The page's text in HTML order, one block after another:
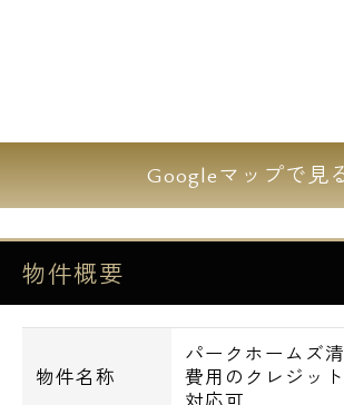
■オートロック
■宅配ボックス
■防犯カメラ
■エレベーター
■24時間ゴミ置き場
Googleマップで見
物件概要
物件名称
パークホームズ
費用のクレジッ